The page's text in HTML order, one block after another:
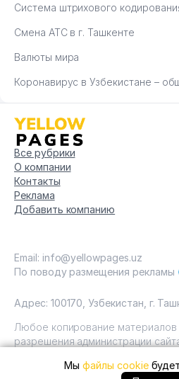
Система штрихового
Смена АТС в г. Ташкенте
Валюты мира
Коронавирус в Узбекистане –
Все рубрики
О компании
Контакты
Реклама
Добавить компанию
Email: info@yellowpages.uz
По поводу размещения рекламы
Адрес: 100170, Узбекистан, г.
Любое копирование
разрешения администрации
Copyright © Yellow Pages
Мыфайлы cookie